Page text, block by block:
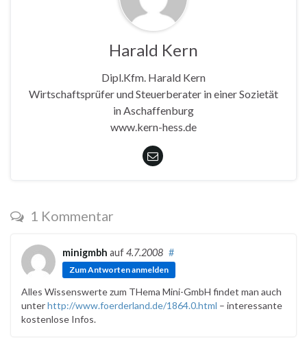
Harald Kern
Dipl.Kfm. Harald Kern
Wirtschaftsprüfer und Steuerberater in einer Sozietät
in Aschaffenburg
www.kern-hess.de
1 Kommentar
minigmbh auf4.7.2008 #
Zum Antworten anmelden
Alles Wissenswerte zum THema Mini-GmbH findet man auch
unterhttp://www.foerderland.de/1864.0.html – interessante
kostenlose Infos.